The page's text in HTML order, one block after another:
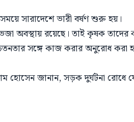
সারাদেশে ভারী বর্ষণ শুরু হয়।
অবস্থায় রয়েছে। তাই কৃষক তাদের
সঙ্গে কাজ করার অনুরোধ করা
হোসেন জানান, সড়ক দুর্ঘটনা রোধে